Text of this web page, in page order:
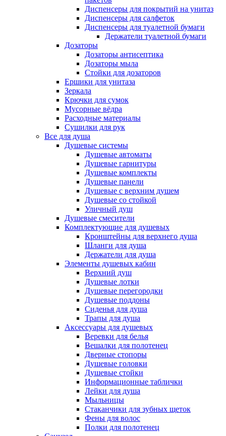
Диспенсеры для покрытий на унитаз
Диспенсеры для салфеток
Диспенсеры для туалетной бумаги
Держатели туалетной бумаги
Дозаторы
Дозаторы антисептика
Дозаторы мыла
Стойки для дозаторов
Ершики для унитаза
Зеркала
Крючки для сумок
Мусорные вёдра
Расходные материалы
Сушилки для рук
Все для душа
Душевые системы
Душевые автоматы
Душевые гарнитуры
Душевые комплекты
Душевые панели
Душевые с верхним душем
Душевые со стойкой
Уличный душ
Душевые смесители
Комплектующие для душевых
Кронштейны для верхнего душа
Шланги для душа
Держатели для душа
Элементы душевых кабин
Верхний душ
Душевые лотки
Душевые перегородки
Душевые поддоны
Сиденья для душа
Трапы для душа
Аксессуары для душевых
Веревки для белья
Вешалки для полотенец
Дверные стопоры
Душевые головки
Душевые стойки
Информационные таблички
Лейки для душа
Мыльницы
Стаканчики для зубных щеток
Фены для волос
Полки для полотенец